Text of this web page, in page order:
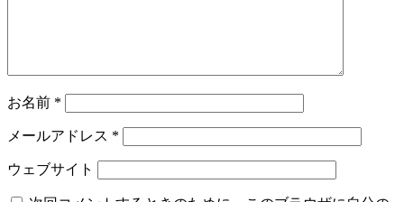
お名前 *
メールアドレス *
ウェブサイト